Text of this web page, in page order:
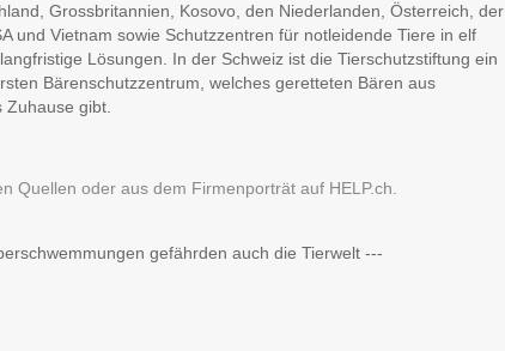
Grossbritannien, Kosovo, den Niederlanden, Österreich, der
und Vietnam sowie Schutzzentren für notleidende Tiere in elf
Lösungen. In der Schweiz ist die Tierschutzstiftung ein
Bärenschutzzentrum, welches geretteten Bären aus
Zuhause gibt.
Quellen oder aus dem Firmenporträt auf HELP.ch.
gefährden auch die Tierwelt ---